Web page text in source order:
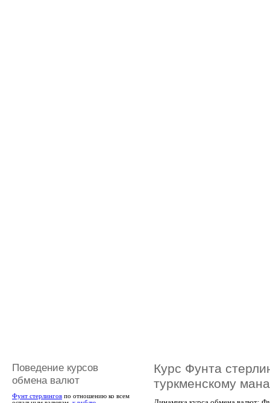
Поведение курсов
обмена валют
Фунт стерлингов по отношению ко всем
Курс Фунта
туркменскому